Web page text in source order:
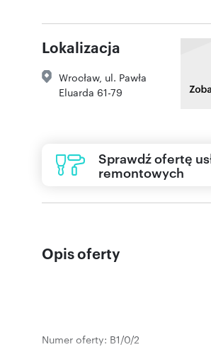
Lokalizacja
Wrocław, ul. Pawła
Eluarda 61-79
Sprawdź ofertę
remontowych
Opis oferty
Numer oferty: B1/0/2